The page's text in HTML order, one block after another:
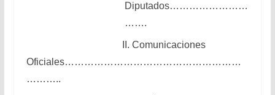
Diputados……………………
…….
II. Comunicaciones
Oficiales………………………………………………
………..